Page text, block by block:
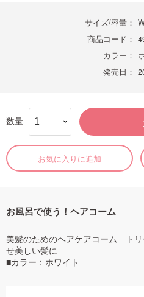
サイズ/容量：
商品コード：
カラー：
発売日：
数量
お気に入りに追加
お風呂で使う！ヘアコーム
美髪のためのヘアケアコーム ト
せ美しい髪に
■カラー：ホワイト